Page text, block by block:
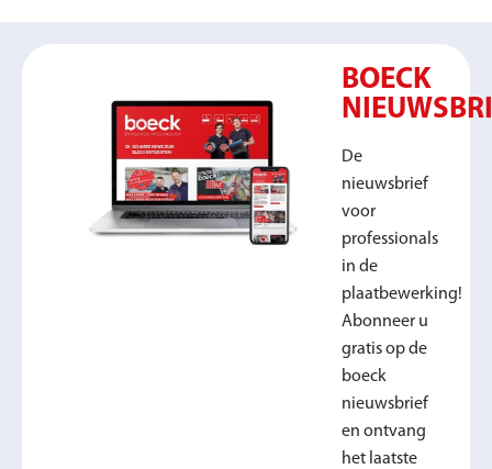
BOECK
De
nieuwsbrief
voor
professionals
in de
plaatbewerking!
Abonneer u
gratis op de
boeck
nieuwsbrief
en ontvang
het laatste